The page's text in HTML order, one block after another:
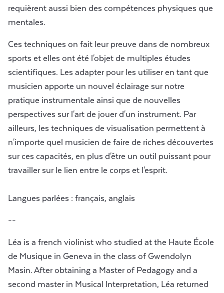
requièrent aussi bien des compétences physiques que
mentales.
Ces techniques on fait leur preuve dans de nombreux
sports et elles ont été l'objet de multiples études
scientifiques. Les adapter pour les utiliser en tant que
musicien apporte un nouvel éclairage sur notre
pratique instrumentale ainsi que de nouvelles
perspectives sur l'art de jouer d'un instrument. Par
ailleurs, les techniques de visualisation permettent à
n'importe quel musicien de faire de riches découvertes
sur ces capacités, en plus d'être un outil puissant pour
travailler sur le lien entre le corps et l'esprit.
Langues parlées : français, anglais
--
Léa is a french violinist who studied at the Haute École
de Musique in Geneva in the class of Gwendolyn
Masin. After obtaining a Master of Pedagogy and a
second master in Musical Interpretation, Léa returned